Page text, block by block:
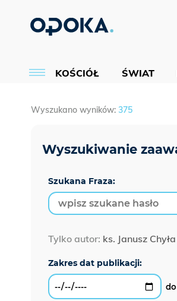
KOŚCIÓŁ ŚWIAT
Wyszukano wyników: 375
Szukana Fraza:
Tylko autor: ks. Janusz Chyła